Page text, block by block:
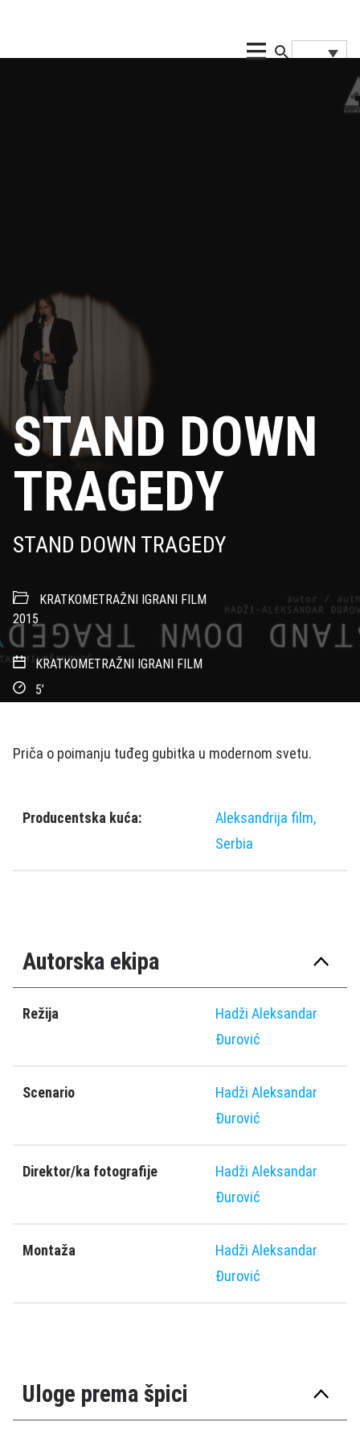
STAND DOWN
TRAGEDY
STAND DOWN TRAGEDY
KRATKOMETRAŽNI IGRANI FILM
2015
KRATKOMETRAŽNI IGRANI FILM
5’
Priča o poimanju tuđeg gubitka u modernom svetu.
Producentska kuća:
Aleksandrija film,
Serbia
Autorska ekipa
Režija
Hadži Aleksandar
Ðurović
Scenario
Hadži Aleksandar
Ðurović
Direktor/ka fotografije
Hadži Aleksandar
Ðurović
Montaža
Hadži Aleksandar
Ðurović
Uloge prema špici